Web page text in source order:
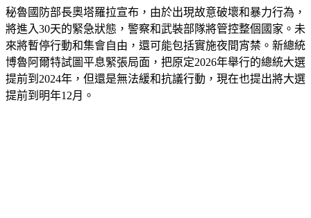
秘魯國防部長奧塔羅拉宣布，由於出現故意破壞和暴力行為，
將進入30天的緊急狀態，警察和武裝部隊將管控整個國家。未
來將暫停行動和集會自由，還可能包括實施夜間宵禁。新總統
博魯阿爾特試圖平息緊張局面，把原定2026年舉行的總統大選
提前到2024年，但還是無法緩和抗議行動，現在也提出將大選